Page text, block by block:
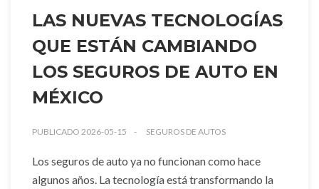
LAS NUEVAS TECNOLOGÍAS
QUE ESTÁN CAMBIANDO
LOS SEGUROS DE AUTO EN
MÉXICO
PUBLICADO 2026-05-15 SEGUROS DE AUTOS
Los seguros de auto ya no funcionan como hace
algunos años. La tecnología está transformando la